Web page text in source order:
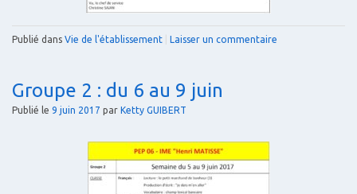
Publié dans Vie de l'établissement Laisser un commentaire
Groupe 2 : du 6 au 9 juin
Publié le 9 juin 2017 par Ketty GUIBERT